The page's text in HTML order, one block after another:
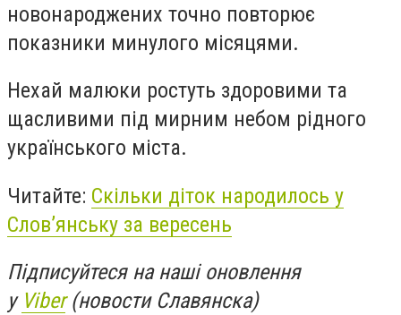
новонароджених точно повторює
показники минулого місяцями.
Нехай малюки ростуть здоровими та
щасливими під мирним небом рідного
українського міста.
Читайте: Скільки діток народилось у
Слов’янську за вересень
Підписуйтеся на наші оновлення
у Viber(новости Славянска)